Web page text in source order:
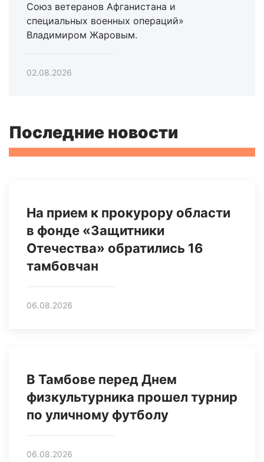
Союз ветеранов Афганистана и
специальных военных операций»
Владимиром Жаровым.
02.08.2026
Последние новости
На прием к прокурору области
в фонде «Защитники
Отечества» обратились 16
тамбовчан
06.08.2026
В Тамбове перед Днем
физкультурника прошел турнир
по уличному футболу
06.08.2026